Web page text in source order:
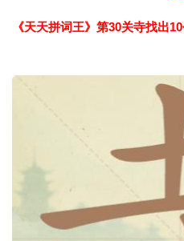
《天天拼词王》第30关寺找出